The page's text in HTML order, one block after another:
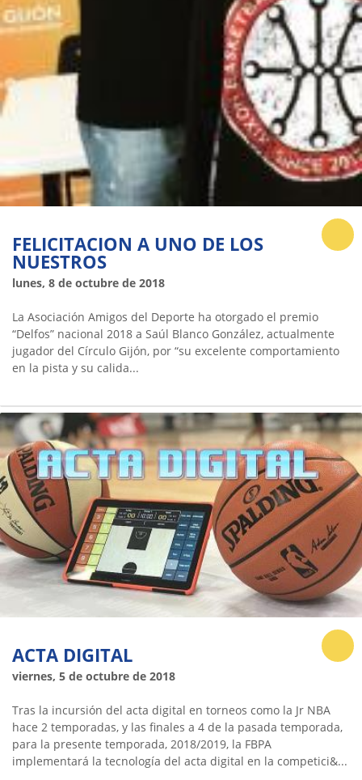
FELICITACION A UNO DE LOS
NUESTROS
lunes, 8 de octubre de 2018
La Asociación Amigos del Deporte ha otorgado el premio
“Delfos” nacional 2018 a Saúl Blanco González, actualmente
jugador del Círculo Gijón, por “su excelente comportamiento
en la pista y su calida...
ACTA DIGITAL
viernes, 5 de octubre de 2018
Tras la incursión del acta digital en torneos como la Jr NBA
hace 2 temporadas, y las finales a 4 de la pasada temporada,
para la presente temporada, 2018/2019, la FBPA
implementará la tecnología del acta digital en la competici&...